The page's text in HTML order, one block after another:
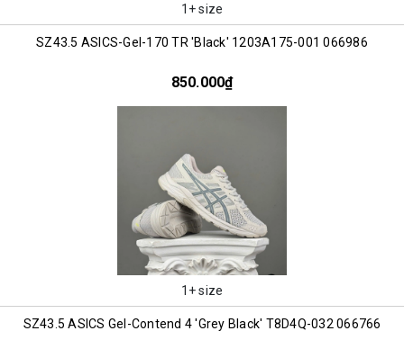
1+ size
SZ43.5 ASICS-Gel-170 TR 'Black' 1203A175-001 066986
850.000₫
1+ size
SZ43.5 ASICS Gel-Contend 4 'Grey Black' T8D4Q-032 066766